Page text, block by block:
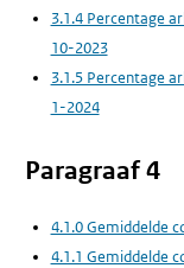
3.1.4 Percentage
10-2023
3.1.5 Percentage
1-2024
Paragraaf 4
4.1.0 Gemiddelde
4.1.1 Gemiddelde